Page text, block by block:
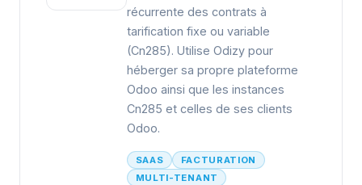
récurrente des contrats à
tarification fixe ou variable
(Cn285). Utilise Odizy pour
héberger sa propre plateforme
Odoo ainsi que les instances
Cn285 et celles de ses clients
Odoo.
SAAS
FACTURATION
MULTI-TENANT